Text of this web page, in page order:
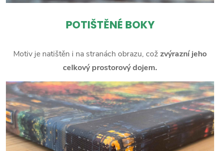
POTIŠTĚNÉ BOKY
Motiv je natištěn i na stranách obrazu, cožzvýrazní jeho
celkový prostorový dojem.